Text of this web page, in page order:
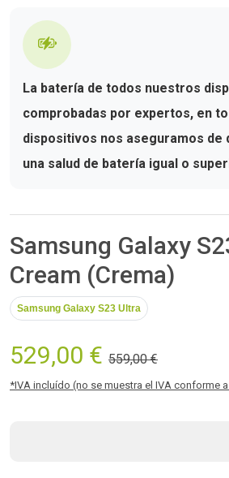
La batería de todos nuestros
comprobadas por expertos, en
dispositivos nos aseguramos de
una salud de batería igual o
Samsung Galaxy
Cream (Crema)
Samsung Galaxy S23 Ultra
529,00 € 559,00 €
*IVA incluído (no se muestra el IVA conforme